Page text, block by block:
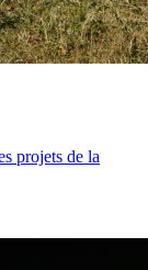
projets de la